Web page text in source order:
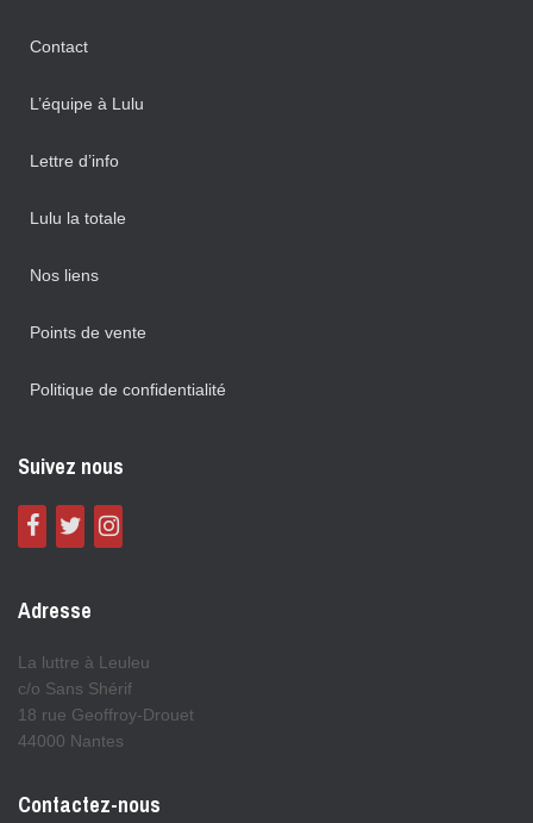
Contact
L’équipe à Lulu
Lettre d’info
Lulu la totale
Nos liens
Points de vente
Politique de confidentialité
Suivez nous
Adresse
La luttre à Leuleu
c/o Sans Shérif
18 rue Geoffroy-Drouet
44000 Nantes
Contactez-nous